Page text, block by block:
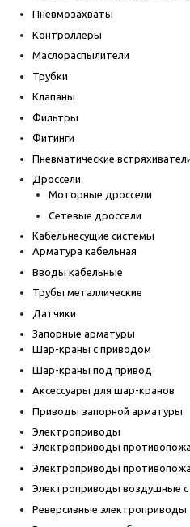
Пневмозахваты
Контроллеры
Маслораспылители
Трубки
Клапаны
Фильтры
Фитинги
Пневматические
Дроссели
Моторные дроссели
Сетевые дроссели
Кабельнесущие системы
Арматура кабельная
Вводы кабельные
Трубы металлические
Датчики
Запорные арматуры
Шар-краны с приводом
Шар-краны под привод
Аксессуары для шар-кранов
Приводы запорной арматуры
Электроприводы
Электроприводы
Электроприводы
Электроприводы воздушные с
Реверсивные электроприводы